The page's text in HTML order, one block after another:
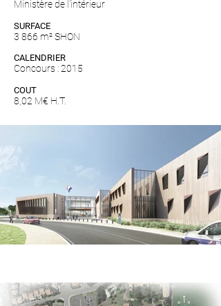
Ministère de l'intérieur
SURFACE
3 866 m² SHON
CALENDRIER
Concours : 2015
COUT
8,02 M€ H.T.